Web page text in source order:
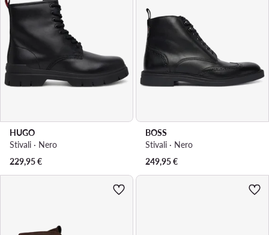
HUGO
Stivali · Nero
229,95€
BOSS
Stivali · Nero
249,95€